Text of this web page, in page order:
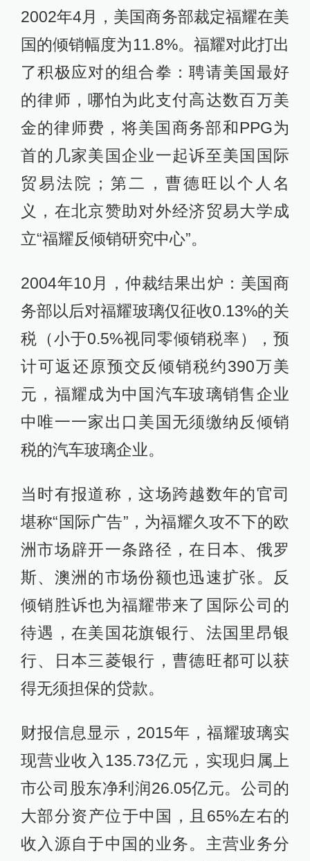
2002年4月，美国商务部裁定福耀在美
国的倾销幅度为11.8%。福耀对此打出
了积极应对的组合拳：聘请美国最好
的律师，哪怕为此支付高达数百万美
金的律师费，将美国商务部和PPG为
首的几家美国企业一起诉至美国国际
贸易法院；第二，曹德旺以个人名
义，在北京赞助对外经济贸易大学成
立“福耀反倾销研究中心”。
2004年10月，仲裁结果出炉：美国商
务部以后对福耀玻璃仅征收0.13%的关
税（小于0.5%视同零倾销税率），预
计可返还原预交反倾销税约390万美
元，福耀成为中国汽车玻璃销售企业
中唯一一家出口美国无须缴纳反倾销
税的汽车玻璃企业。
当时有报道称，这场跨越数年的官司
堪称“国际广告”，为福耀久攻不下的欧
洲市场辟开一条路径，在日本、俄罗
斯、澳洲的市场份额也迅速扩张。反
倾销胜诉也为福耀带来了国际公司的
待遇，在美国花旗银行、法国里昂银
行、日本三菱银行，曹德旺都可以获
得无须担保的贷款。
财报信息显示，2015年，福耀玻璃实
现营业收入135.73亿元，实现归属上
市公司股东净利润26.05亿元。公司的
大部分资产位于中国，且65%左右的
收入源自于中国的业务。主营业务分